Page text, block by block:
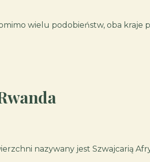
wielu podobieństw, oba kraje
nazywany jest Szwajcarią